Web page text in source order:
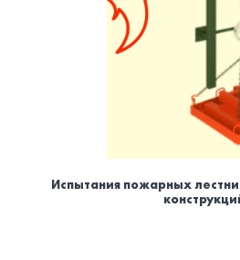
Испытания пожарных